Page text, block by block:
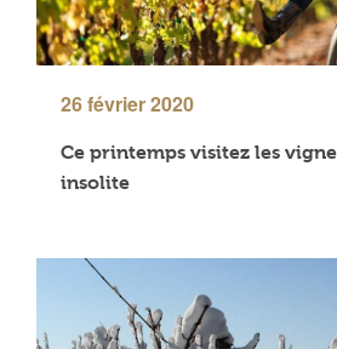
26 février 2020
Ce printemps visitez les
insolite